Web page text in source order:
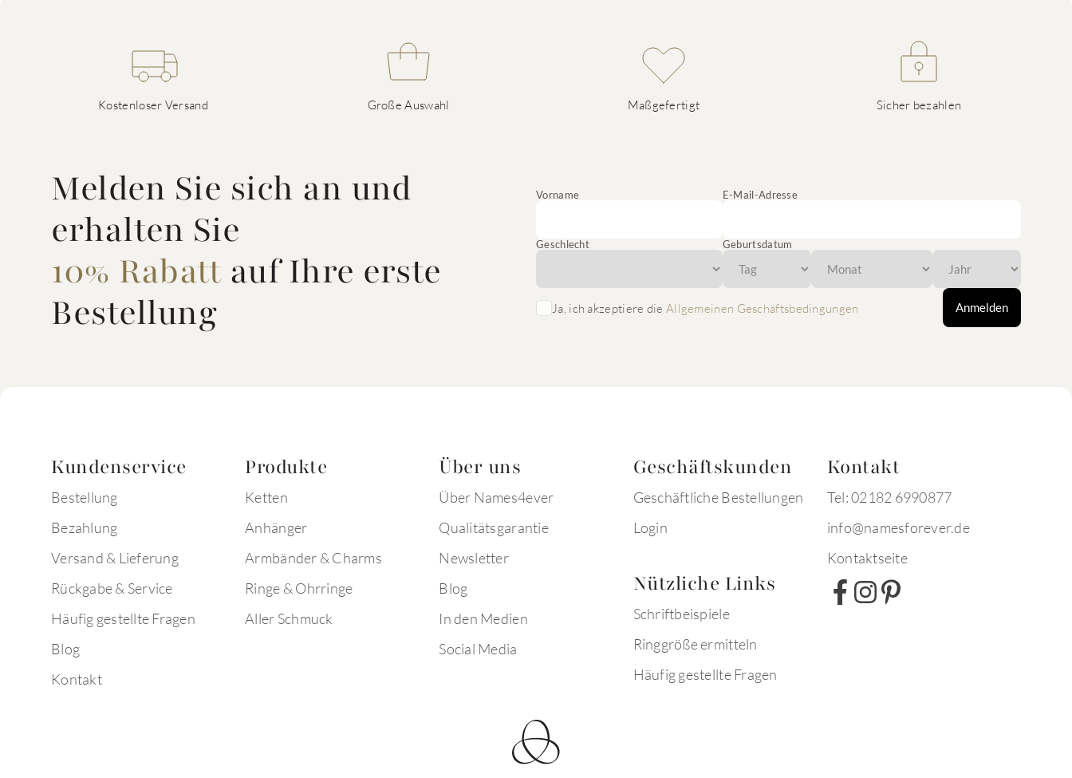
Kostenloser Versand Große Auswahl Maßgefertigt Sicher bezahlen
Melden Sie sich an und
erhalten Sie
10% Rabattauf Ihre erste
Bestellung
Vorname E-Mail-Adresse
Geschlecht Geburtsdatum
Ja, ich akzeptiere die Allgemeinen Geschäftsbedingungen Anmelden
Kundenservice
Bestellung
Bezahlung
Versand & Lieferung
Rückgabe & Service
Häufig gestellte Fragen
Blog
Kontakt
Produkte
Ketten
Anhänger
Armbänder & Charms
Ringe & Ohrringe
Aller Schmuck
Über uns
Über Names4ever
Qualitätsgarantie
Newsletter
Blog
In den Medien
Social Media
Geschäftskunden
Geschäftliche Bestellungen
Login
Nützliche Links
Schriftbeispiele
Ringgröße ermitteln
Häufig gestellte Fragen
Kontakt
Tel: 02182 6990877
info@namesforever.de
Kontaktseite